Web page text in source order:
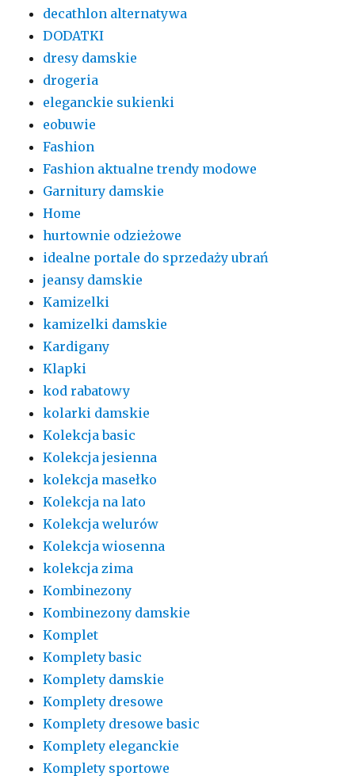
decathlon alternatywa
DODATKI
dresy damskie
drogeria
eleganckie sukienki
eobuwie
Fashion
Fashion aktualne trendy modowe
Garnitury damskie
Home
hurtownie odzieżowe
idealne portale do sprzedaży ubrań
jeansy damskie
Kamizelki
kamizelki damskie
Kardigany
Klapki
kod rabatowy
kolarki damskie
Kolekcja basic
Kolekcja jesienna
kolekcja masełko
Kolekcja na lato
Kolekcja welurów
Kolekcja wiosenna
kolekcja zima
Kombinezony
Kombinezony damskie
Komplet
Komplety basic
Komplety damskie
Komplety dresowe
Komplety dresowe basic
Komplety eleganckie
Komplety sportowe